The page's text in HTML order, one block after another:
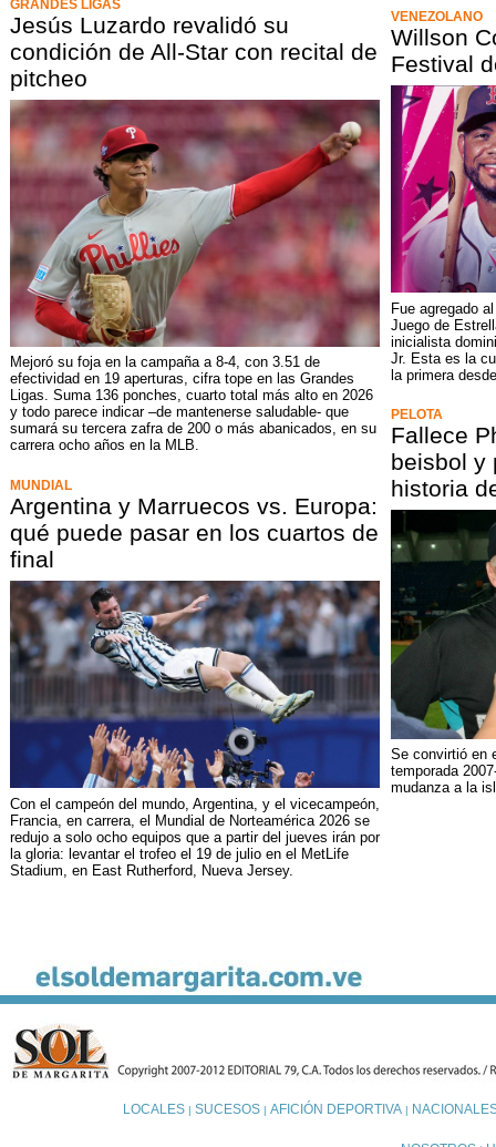
GRANDES LIGAS
Jesús Luzardo revalidó su
condición de All-Star con recital de
pitcheo
Mejoró su foja en la campaña a 8-4, con 3.51 de
efectividad en 19 aperturas, cifra tope en las Grandes
Ligas. Suma 136 ponches, cuarto total más alto en 2026
y todo parece indicar –de mantenerse saludable- que
sumará su tercera zafra de 200 o más abanicados, en su
carrera ocho años en la MLB.
MUNDIAL
Argentina y Marruecos vs. Europa:
qué puede pasar en los cuartos de
final
Con el campeón del mundo, Argentina, y el vicecampeón,
Francia, en carrera, el Mundial de Norteamérica 2026 se
redujo a solo ocho equipos que a partir del jueves irán por
la gloria: levantar el trofeo el 19 de julio en el MetLife
Stadium, en East Rutherford, Nueva Jersey.
VENEZOLANO
Willson
Festival
Fue agregado
Juego de
inicialista
Jr. Esta es la
la primera
PELOTA
Fallece
beisbol y
historia
Se convirtió en
temporada
mudanza a la
LOCALES| SUCESOS| AFICIÓN DEPORTIVA|